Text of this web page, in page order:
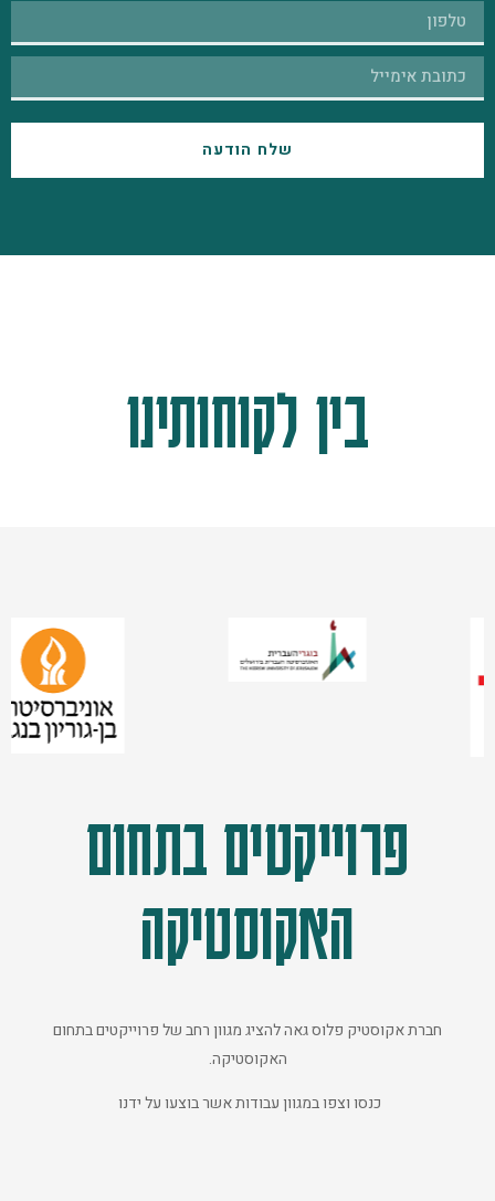
שלח הודעה
בין לקוחותינו
פרוייקטים בתחום
האקוסטיקה
חברת אקוסטיק פלוס גאה להציג מגוון רחב של פרוייקטים בתחום
האקוסטיקה.
כנסו וצפו במגוון עבודות אשר בוצעו על ידנו